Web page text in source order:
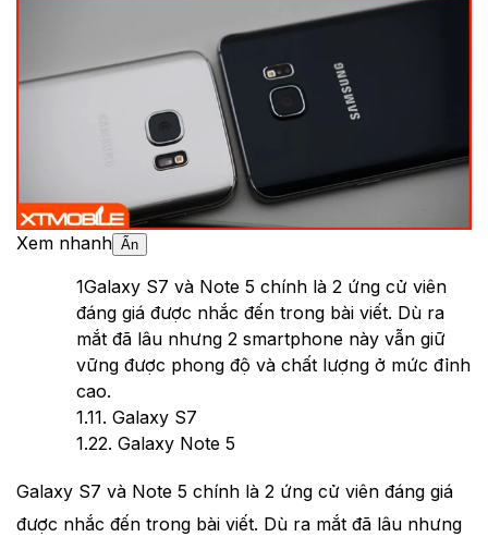
Xem nhanh Ẩn
1Galaxy S7 và Note 5 chính là 2 ứng cử viên
đáng giá được nhắc đến trong bài viết. Dù ra
mắt đã lâu nhưng 2 smartphone này vẫn giữ
vững được phong độ và chất lượng ở mức đỉnh
cao.
1.11. Galaxy S7
1.22. Galaxy Note 5
Galaxy S7 và Note 5 chính là 2 ứng cử viên đáng giá
được nhắc đến trong bài viết. Dù ra mắt đã lâu nhưng